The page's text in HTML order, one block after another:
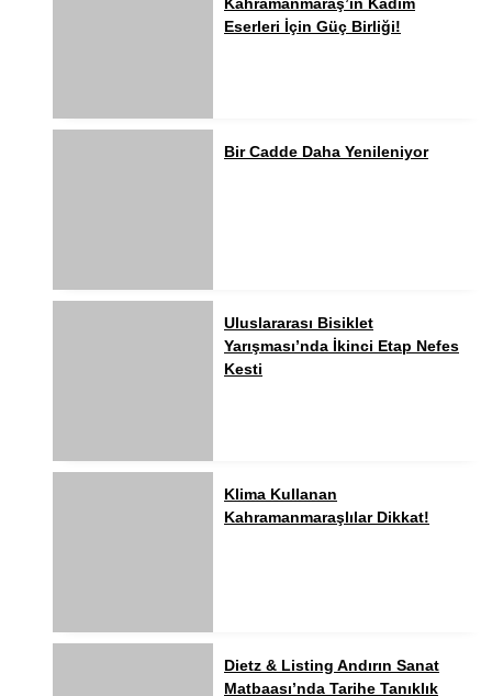
Kahramanmaraş’ın Kadim
Eserleri İçin Güç Birliği!
Bir Cadde Daha Yenileniyor
Uluslararası Bisiklet
Yarışması’nda İkinci Etap Nefes
Kesti
Klima Kullanan
Kahramanmaraşlılar Dikkat!
Dietz & Listing Andırın Sanat
Matbaası’nda Tarihe Tanıklık